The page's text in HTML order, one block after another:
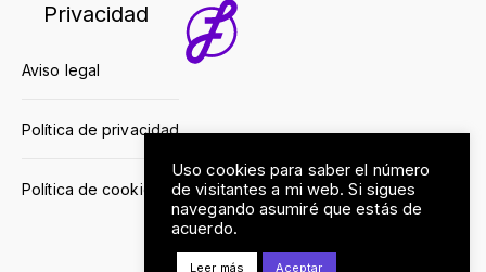
Privacidad
Aviso legal
Política de privacidad
Política de cookies
Uso cookies para saber el número
de visitantes a mi web. Si sigues
navegando asumiré que estás de
acuerdo.
Leer más Aceptar